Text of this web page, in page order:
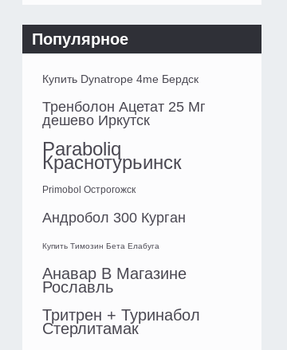
Популярное
Купить Dynatrope 4me Бердск
Тренболон Ацетат 25 Мг
дешево Иркутск
Paraboliq
Краснотурьинск
Primobol Острогожск
Андробол 300 Курган
Купить Tимозин Бета Елабуга
Анавар В Магазине
Рославль
Тритрен + Туринабол
Стерлитамак